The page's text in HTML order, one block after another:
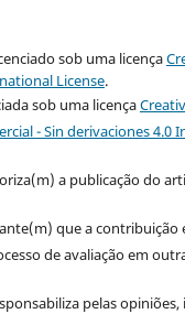
sob uma licença
License.
sob uma licença
- Sin derivaciones 4.0
a publicação do
que a contribuição
de avaliação em
pelas